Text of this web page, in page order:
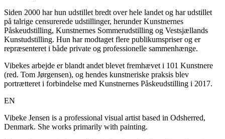
Siden 2000 har hun udstillet bredt over hele landet og har udstillet
på talrige censurerede udstillinger, herunder Kunstnernes
Påskeudstilling, Kunstnernes Sommerudstilling og Vestsjællands
Kunstudstilling. Hun har modtaget flere publikumspriser og er
repræsenteret i både private og professionelle sammenhænge.
Vibekes arbejde er blandt andet blevet fremhævet i 101 Kunstnere
(red. Tom Jørgensen), og hendes kunstneriske praksis blev
portrætteret i forbindelse med Kunstnernes Påskeudstilling i 2017.
EN
Vibeke Jensen is a professional visual artist based in Odsherred,
Denmark. She works primarily with painting.